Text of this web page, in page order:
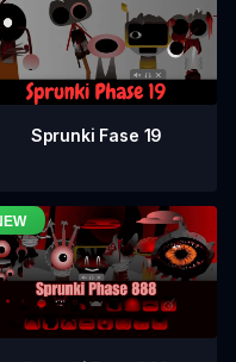
Sprunki Fase 19